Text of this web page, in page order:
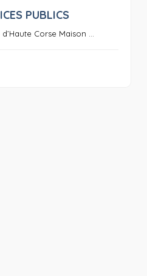
PUBLICS
Corse Maison ...